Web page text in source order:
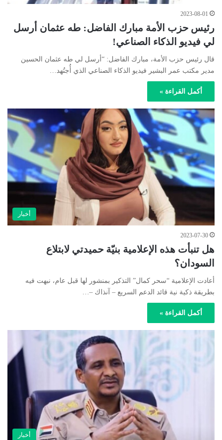
2023-08-01
رئيس حزب الأمة مبارك الفاضل: طه عثمان أرسل
لي فيديو الذكاء الصناعي!
قال رئيس حزب الأمة، مبارك الفاضل: “أرسل لي طه عثمان الحسين
مدير مكتب عمر البشير فيديو الذكاء الصناعي الذي أُجتُهد…
أكمل القراءة »
أخبار
2023-07-30
هل تنبأت هذه الإعلامية بنيّة حميدتي لابتلاع
السودان؟
أعادت الإعلامية “سحر كمال” التذكير بمنشور لها قبل عام، نبهت فيه
بطريقة ذكية نية قائد الدعم السريع – آنذاك –…
أكمل القراءة »
أخبار